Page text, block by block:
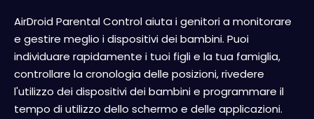
AirDroid Parental Control aiuta i genitori a monitorare
e gestire meglio i dispositivi dei bambini. Puoi
individuare rapidamente i tuoi figli e la tua famiglia,
controllare la cronologia delle posizioni, rivedere
l'utilizzo dei dispositivi dei bambini e programmare il
tempo di utilizzo dello schermo e delle applicazioni.